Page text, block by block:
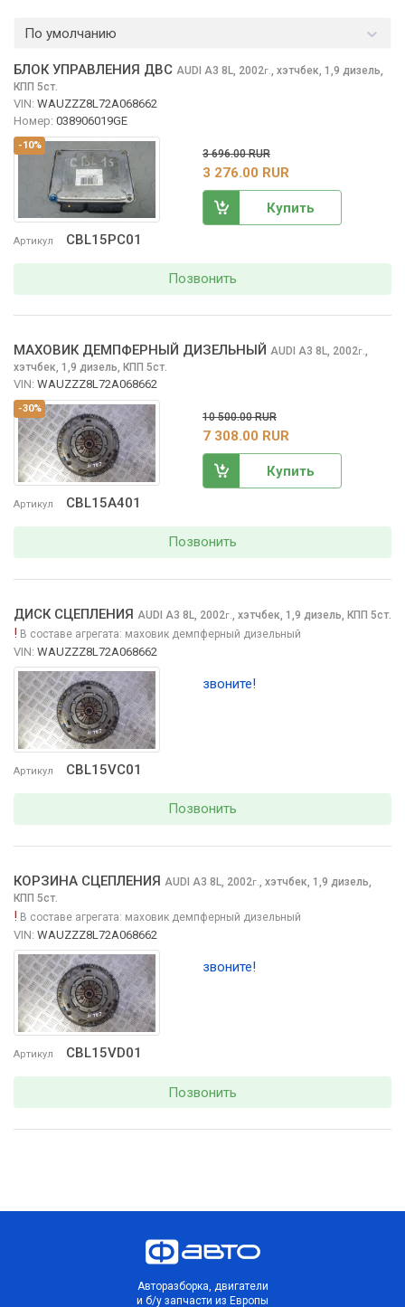
По умолчанию
-10%
Артикул CBL15PC01
БЛОК УПРАВЛЕНИЯ ДВС AUDI A3 8L, 2002г., хэтчбек, 1,9 дизель,
КПП 5ст.
VIN: WAUZZZ8L72A068662
Номер: 038906019GE
3 696.00 RUR
3 276.00 RUR
Купить
Позвонить
-30%
Артикул CBL15A401
МАХОВИК ДЕМПФЕРНЫЙ ДИЗЕЛЬНЫЙ AUDI A3 8L, 2002г.,
хэтчбек, 1,9 дизель, КПП 5ст.
VIN: WAUZZZ8L72A068662
10 500.00 RUR
7 308.00 RUR
Купить
Позвонить
Артикул CBL15VC01
ДИСК СЦЕПЛЕНИЯ AUDI A3 8L, 2002г. хэтчбек, 1,9 дизель, КПП 5ст.
! В составе агрегата: маховик демпферный дизельный
VIN: WAUZZZ8L72A068662
звоните!
Позвонить
Артикул CBL15VD01
КОРЗИНА СЦЕПЛЕНИЯ AUDI A3 8L, 2002г.
хэтчбек, 1,9 дизель,
КПП 5ст.
! В составе агрегата: маховик демпферный дизельный
VIN: WAUZZZ8L72A068662
звоните!
Позвонить
Авторазборка, двигатели
и б/у запчасти из Европы